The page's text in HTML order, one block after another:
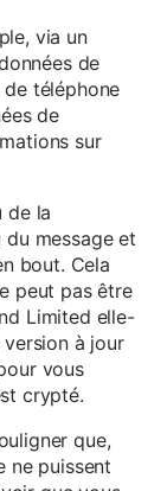
via un
de
téléphone
de
sur
de la
message et
bout. Cela
peut pas être
Limited elle-
à jour
vous
crypté.
que,
ne puissent